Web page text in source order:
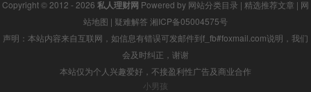
Copyright © 2012 - 2026 私人理财网 Powered by 网站分类目录 | 精选推荐文章 | 网
站地图 | 疑难解答 湘ICP备05004575号
声明：本站内容来自互联网，如信息有错误可发邮件到f_fb#foxmail.com说明，我们
会及时纠正，谢谢
本站仅为个人兴趣爱好，不接盈利性广告及商业合作
小男孩